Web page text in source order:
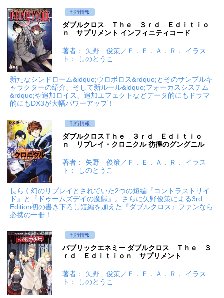
刊行情報
ダブルクロス Ｔｈｅ ３ｒｄ Ｅｄｉｔｉｏ
ｎ サプリメント インフィニティコード
著者： 矢野 俊策／Ｆ．Ｅ．Ａ．Ｒ． イラス
ト： しのとうこ
新たなシンドローム&ldquo;ウロボロス&rdquo;とそのサンプルキ
ャラクターの紹介、そして新ルール&ldquo;フォーカスシステム
&rdquo;や追加ロイス、追加エフェクトなどデータ的にもドラマ
的にもDX3が大幅パワーアップ！
刊行情報
ダブルクロスＴｈｅ ３ｒｄ Ｅｄｉｔｉｏ
ｎ リプレイ・クロニクル 彷徨のグングニル
著者： 矢野 俊策／Ｆ．Ｅ．Ａ．Ｒ． イラス
ト： しのとうこ
長らく幻のリプレイとされていた2つの短編『コントラストサイ
ド』と『ドゥームズデイの魔獣』。さらに矢野俊策による3rd
Edition初の書き下ろし短編を加えた『ダブルクロス』ファンなら
必携の一冊！
刊行情報
パブリックエネミー ダブルクロス Ｔｈｅ ３
ｒｄ Ｅｄｉｔｉｏｎ サプリメント
著者： 矢野 俊策／Ｆ．Ｅ．Ａ．Ｒ． イラス
ト： しのとうこ